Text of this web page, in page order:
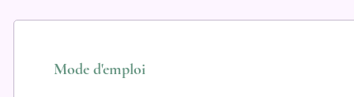
Mode d'emploi